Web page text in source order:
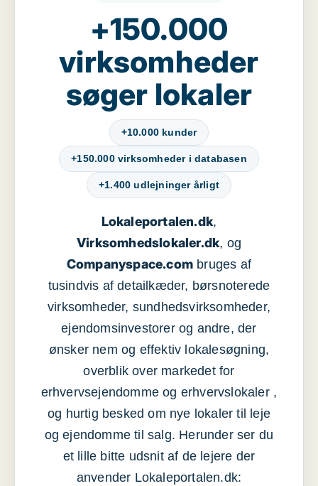
+150.000
virksomheder
søger lokaler
+10.000 kunder
+150.000 virksomheder i databasen
+1.400 udlejninger årligt
Lokaleportalen.dk,
Virksomhedslokaler.dk, og
Companyspace.com bruges af
tusindvis af detailkæder, børsnoterede
virksomheder, sundhedsvirksomheder,
ejendomsinvestorer og andre, der
ønsker nem og effektiv lokalesøgning,
overblik over markedet for
erhvervsejendomme og erhvervslokaler ,
og hurtig besked om nye lokaler til leje
og ejendomme til salg. Herunder ser du
et lille bitte udsnit af de lejere der
anvender Lokaleportalen.dk: